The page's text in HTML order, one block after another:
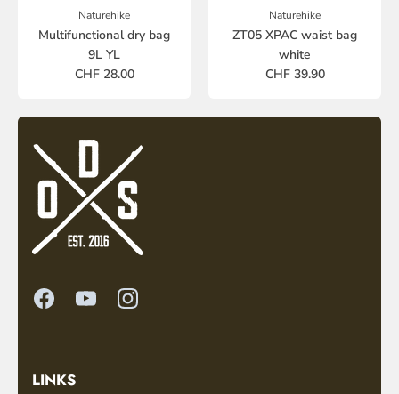
Naturehike
Multifunctional dry bag
9L YL
CHF 28.00
Naturehike
ZT05 XPAC waist bag
white
CHF 39.90
LINKS